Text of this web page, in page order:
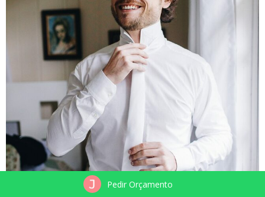
Pedir Orçamento